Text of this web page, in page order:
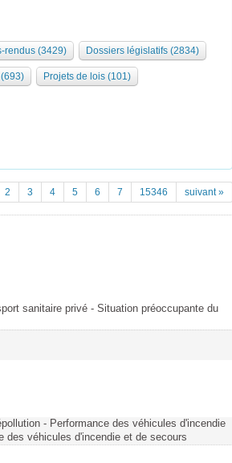
rendus (3429) Dossiers législatifs (2834)
Projets de lois (101)
2 3 4 5 6 7 15346 suivant »
sanitaire privé - Situation préoccupante du
- Performance des véhicules d'incendie
des véhicules d'incendie et de secours